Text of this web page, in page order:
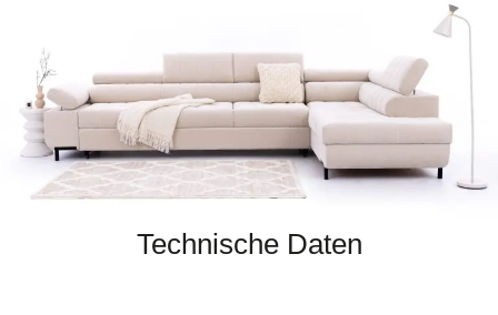
Technische Daten